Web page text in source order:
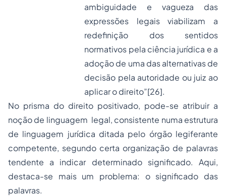
ambiguidade e vagueza das
expressões legais viabilizam a
redefinição dos sentidos
normativos pela ciência jurídica e a
adoção de uma das alternativas de
decisão pela autoridade ou juiz ao
aplicar o direito”[26].
No prisma do direito positivado, pode-se atribuir a
noção de linguagem legal, consistente numa estrutura
de linguagem jurídica ditada pelo órgão legiferante
competente, segundo certa organização de palavras
tendente a indicar determinado significado. Aqui,
destaca-se mais um problema: o significado das
palavras.